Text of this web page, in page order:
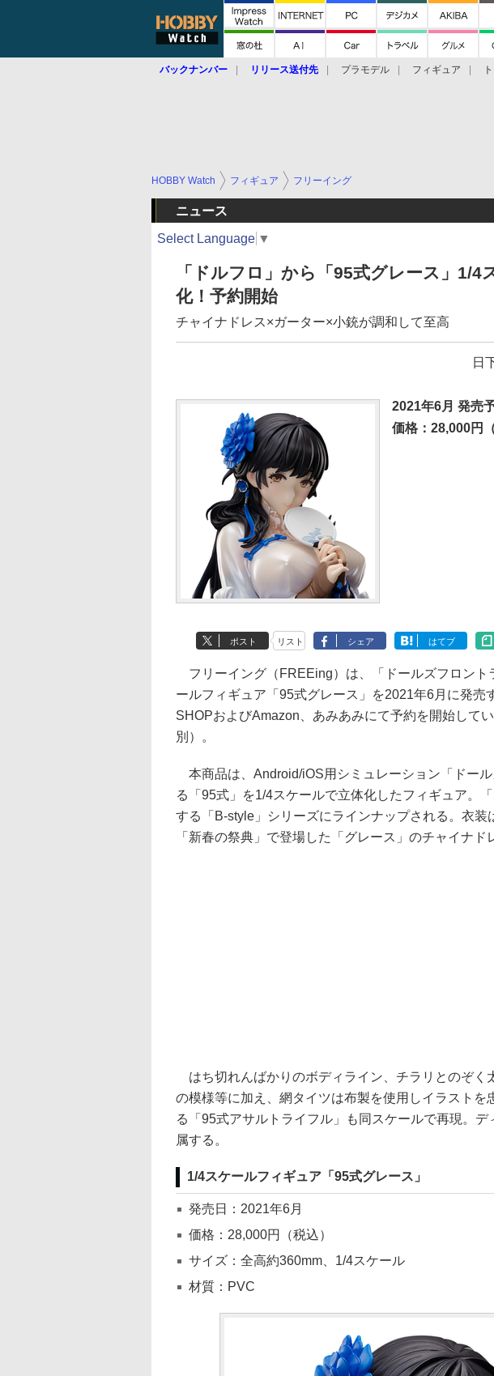
バックナンバー リリース送付先 プラモデル フィギュア
HOBBY Watch フィギュア フリーイング
ニュース
Select Language ▼
「ドルフロ」から「95式グレース」1/4
化！予約開始
チャイナドレス×ガーター×小銃が調和して至高
日
2021年6月 発売
価格：28,000円
ポスト リスト シェア はてブ
フリーイング（FREEing）は、「ドールズフロント
ールフィギュア「95式グレース」を2021年6月に発売
SHOPおよびAmazon、あみあみにて予約を開始して
別）。
本商品は、Android/iOS用シミュレーション「ドー
る「95式」を1/4スケールで立体化したフィギュア。
する「B-style」シリーズにラインナップされる。衣装
「新春の祭典」で登場した「グレース」のチャイナド
はち切れんばかりのボディライン、チラリとのぞく
の模様等に加え、網タイツは布製を使用しイラストを
る「95式アサルトライフル」も同スケールで再現。
属する。
1/4スケールフィギュア「95式グレース」
発売日：2021年6月
価格：28,000円（税込）
サイズ：全高約360mm、1/4スケール
材質：PVC